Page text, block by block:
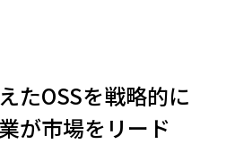
たOSSを戦略的に
が市場をリード